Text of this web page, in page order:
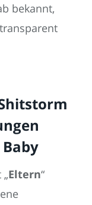
bekannt,
Eltern“